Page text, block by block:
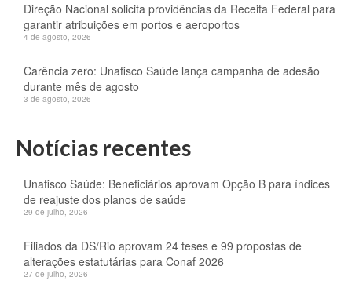
Direção Nacional solicita providências da Receita Federal para
garantir atribuições em portos e aeroportos
4 de agosto, 2026
Carência zero: Unafisco Saúde lança campanha de adesão
durante mês de agosto
3 de agosto, 2026
Notícias recentes
Unafisco Saúde: Beneficiários aprovam Opção B para índices
de reajuste dos planos de saúde
29 de julho, 2026
Filiados da DS/Rio aprovam 24 teses e 99 propostas de
alterações estatutárias para Conaf 2026
27 de julho, 2026